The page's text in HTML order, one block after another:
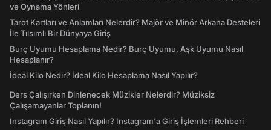
ve Oynama Yönleri
Tarot Kartları ve Anlamları Nelerdir? Majör ve Minör Arkana Desteleri
İle Tılsımlı Bir Dünyaya Giriş
Burç Uyumu Hesaplama Nedir? Burç Uyumu, Aşk Uyumu Nasıl
Hesaplanır?
İdeal Kilo Nedir? İdeal Kilo Hesaplama Nasıl Yapılır?
Ders Çalışırken Dinlenecek Müzikler Nelerdir? Müziksiz
Çalışamayanlar Toplanın!
Instagram Giriş Nasıl Yapılır? Instagram'a Giriş İşlemleri Rehberi